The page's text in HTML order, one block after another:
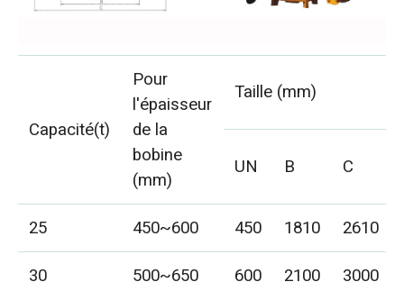
Capacité(t)
Pour
l'épaisseur
de la
bobine
(mm)
Taille (mm)
UN B C
25 450~600 450 1810 2610
30
500~650 600 2100 3000